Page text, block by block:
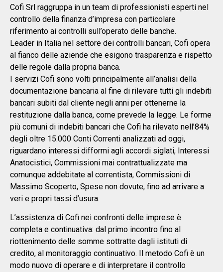
Cofi Srl raggruppa in un team di professionisti esperti nel
controllo della finanza d’impresa con particolare
riferimento ai controlli sull’operato delle banche.
Leader in Italia nel settore dei controlli bancari, Cofi opera
al fianco delle aziende che esigono trasparenza e rispetto
delle regole dalla propria banca.
I servizi Cofi sono volti principalmente all’analisi della
documentazione bancaria al fine di rilevare tutti gli indebiti
bancari subiti dal cliente negli anni per ottenerne la
restituzione dalla banca, come prevede la legge. Le forme
più comuni di indebiti bancari che Cofi ha rilevato nell’84%
degli oltre 15.000 Conti Correnti analizzati ad oggi,
riguardano interessi difformi agli accordi siglati, Interessi
Anatocistici, Commissioni mai contrattualizzate ma
comunque addebitate al correntista, Commissioni di
Massimo Scoperto, Spese non dovute, fino ad arrivare a
veri e propri tassi d’usura.
L’assistenza di Cofi nei confronti delle imprese è
completa e continuativa: dal primo incontro fino al
riottenimento delle somme sottratte dagli istituti di
credito, al monitoraggio continuativo. Il metodo Cofi è un
modo nuovo di operare e di interpretare il controllo